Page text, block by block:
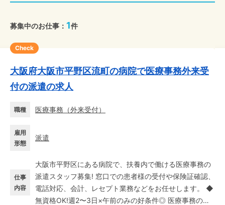
募集中のお仕事： 1件
Check
大阪府大阪市平野区流町の病院で医療事務外来受
付の派遣の求人
職種 医療事務 （外来受付）
雇用
形態
派遣
仕事
内容
大阪市平野区にある病院で、扶養内で働ける医療事務の
派遣スタッフ募集! 窓口での患者様の受付や保険証確認、
電話対応、会計、レセプト業務などをお任せします。 ◆
無資格OK!週2〜3日×午前のみの好条件◎ 医療事務の資